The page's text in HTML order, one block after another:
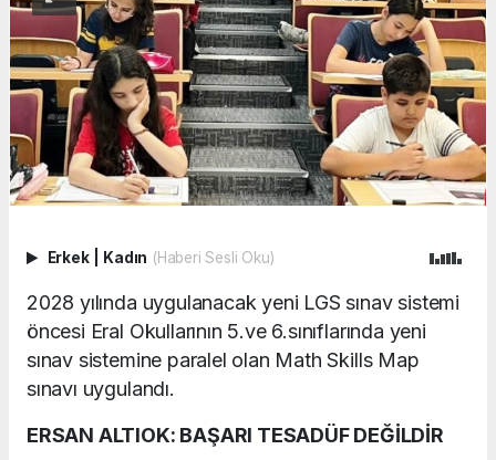
Erkek Kadın (Haberi Sesli Oku)
2028 yılında uygulanacak yeni LGS sınav sistemi
öncesi Eral Okullarının 5.ve 6.sınıflarında yeni
sınav sistemine paralel olan Math Skills Map
sınavı uygulandı.
ERSAN ALTIOK: BAŞARI TESADÜF DEĞİLDİR